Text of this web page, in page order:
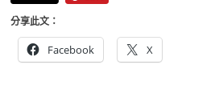
分享此文：
Facebook X